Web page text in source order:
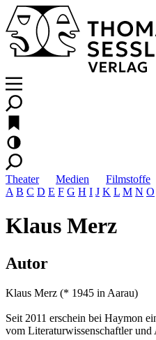
Theater Medien Filmstoffe
A B C D E F G H I J K L M N O
Klaus Merz
Autor
Klaus Merz (* 1945 in Aarau)
Seit 2011 erschein bei Haymon
vom Literaturwissenschaftler